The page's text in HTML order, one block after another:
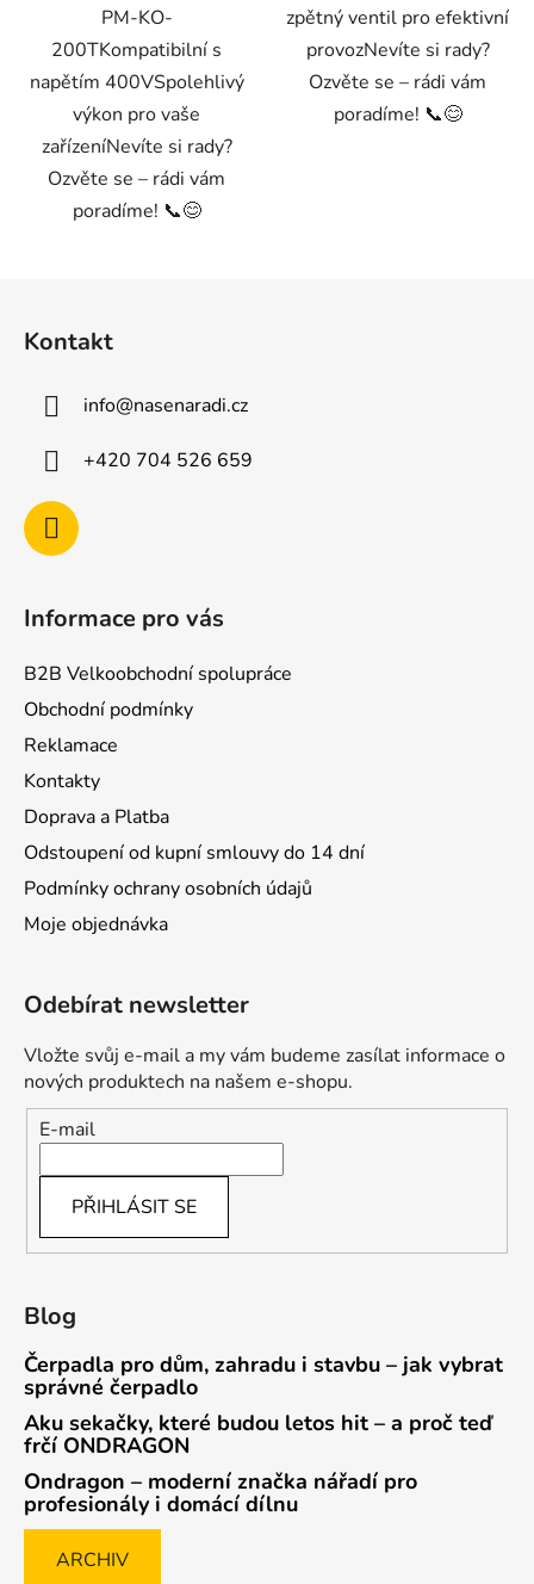
PM-KO-
200TKompatibilní s
napětím 400VSpolehlivý
výkon pro vaše
zařízeníNevíte si rady?
Ozvěte se – rádi vám
poradíme! 📞😊
zpětný ventil pro efektivní
provozNevíte si rady?
Ozvěte se – rádi vám
poradíme! 📞😊
Kontakt
info@nasenaradi.cz
+420 704 526 659
Informace pro vás
B2B Velkoobchodní spolupráce
Obchodní podmínky
Reklamace
Kontakty
Doprava a Platba
Odstoupení od kupní smlouvy do 14 dní
Podmínky ochrany osobních údajů
Moje objednávka
Odebírat newsletter
Vložte svůj e-mail a my vám budeme zasílat informace o
nových produktech na našem e-shopu.
E-mail
PŘIHLÁSIT SE
Blog
Čerpadla pro dům, zahradu i stavbu – jak vybrat
správné čerpadlo
Aku sekačky, které budou letos hit – a proč teď
frčí ONDRAGON
Ondragon – moderní značka nářadí pro
profesionály i domácí dílnu
ARCHIV